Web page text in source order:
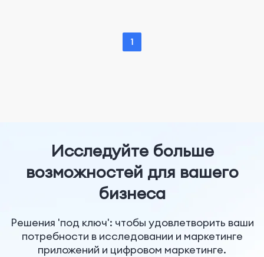
1
Исследуйте больше
возможностей для вашего
бизнеса
Решения 'под ключ': чтобы удовлетворить ваши
потребности в исследовании и маркетинге
приложений и цифровом маркетинге.